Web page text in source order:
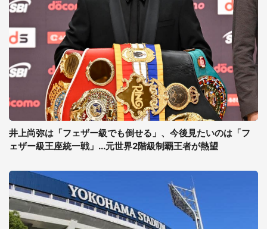
井上尚弥は「フェザー級でも倒せる」、今後見たいのは「フ
ェザー級王座統一戦」...元世界2階級制覇王者が熱望